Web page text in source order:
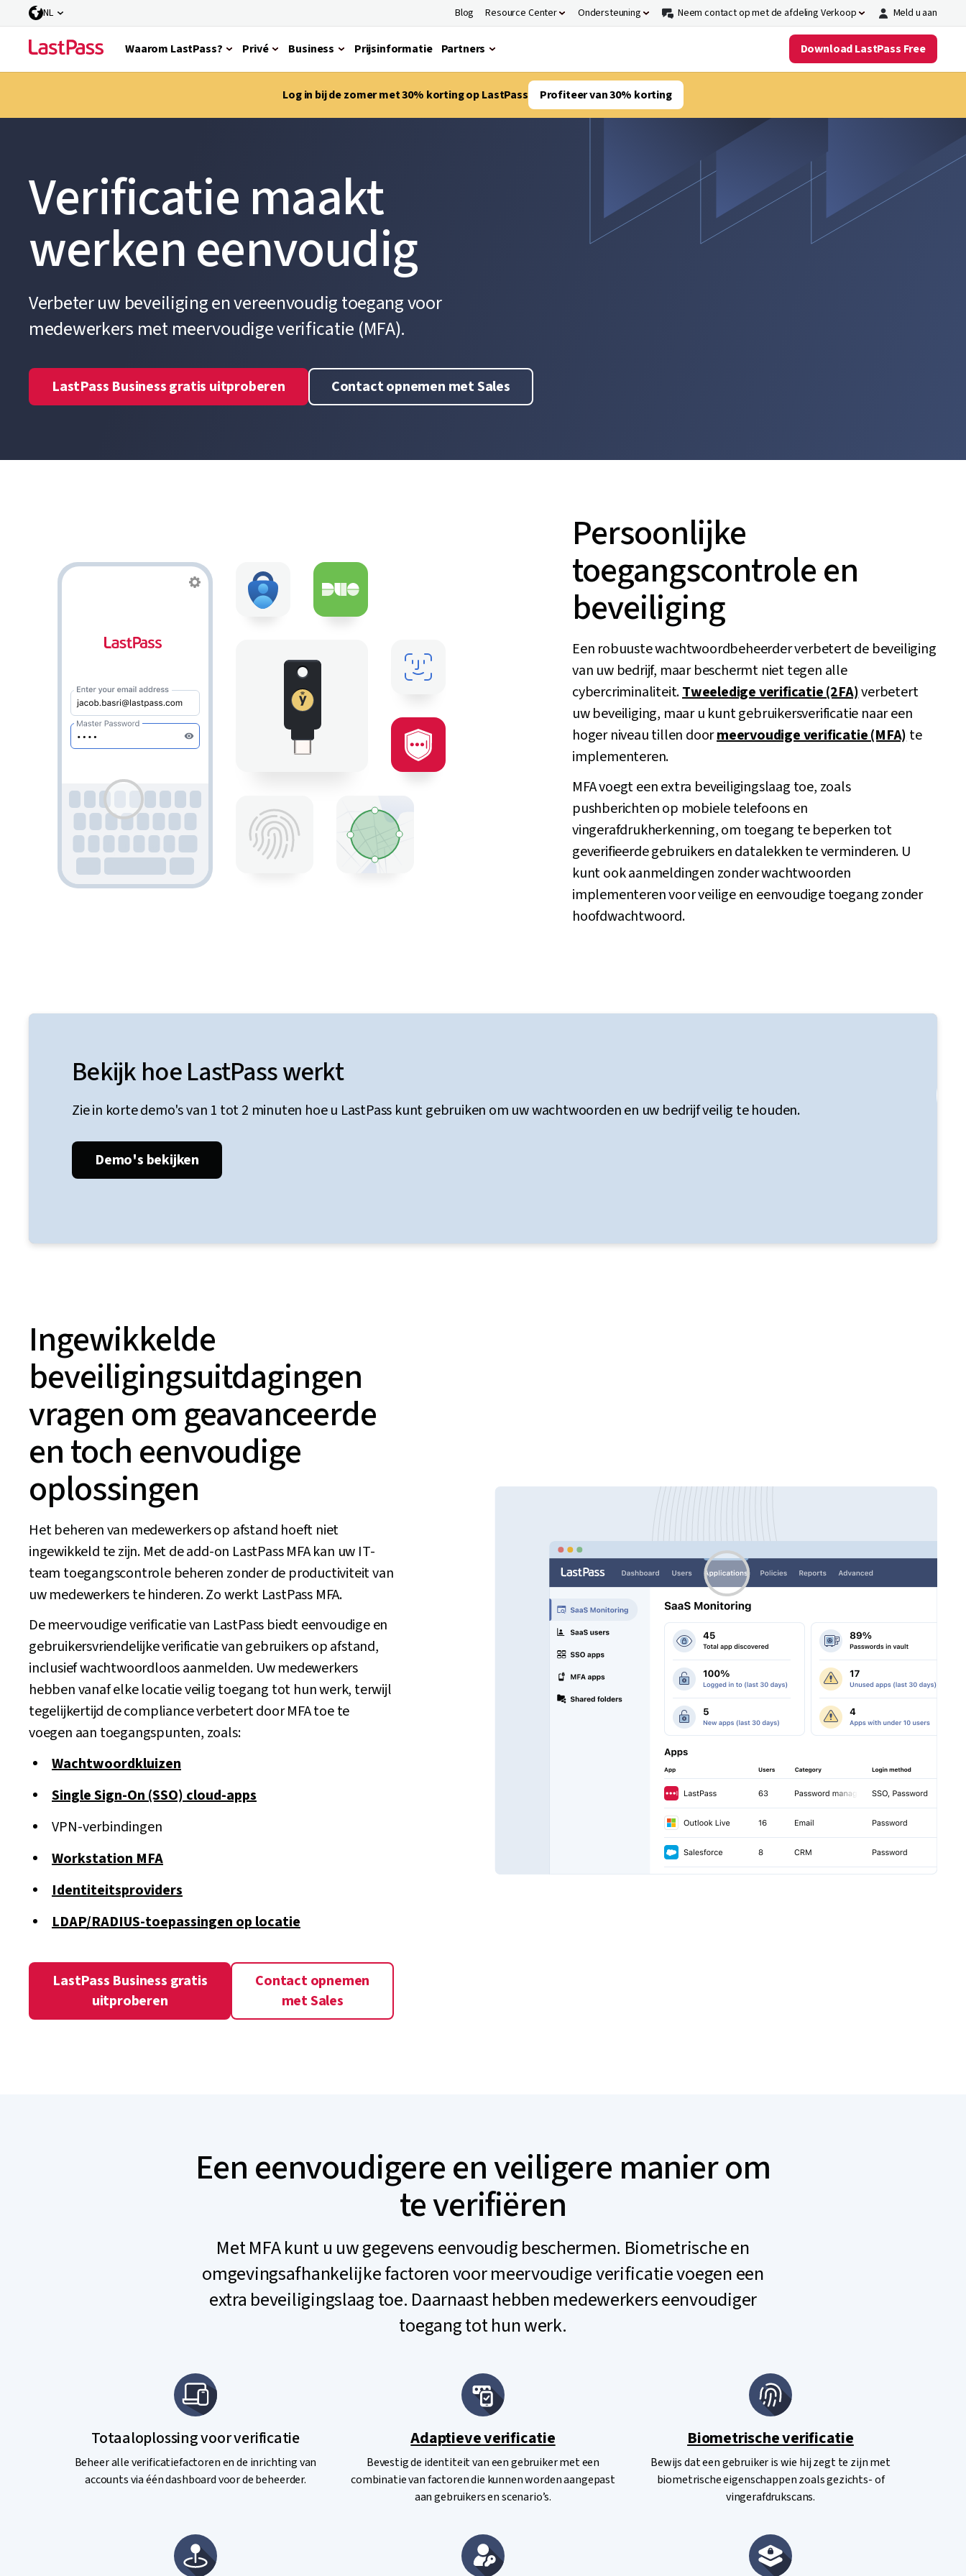
NL Blog Resource Center Ondersteuning Neem contact op met de afdeling Verkoop Meld u aan
Waarom LastPass? Privé Business Prijsinformatie Partners Download LastPass Free
Log in bij de zomer met 30% korting op LastPass Profiteer van 30% korting
Verificatie maakt
werken eenvoudig
Verbeter uw beveiliging en vereenvoudig toegang voor
medewerkers met meervoudige verificatie (MFA).
LastPass Business gratis uitproberen Contact opnemen met Sales
Persoonlijke
toegangscontrole en
beveiliging
Een robuuste wachtwoordbeheerder verbetert de beveiliging
van uw bedrijf, maar beschermt niet tegen alle
cybercriminaliteit.Tweeledige verificatie (2FA)verbetert
uw beveiliging, maar u kunt gebruikersverificatie naar een
hoger niveau tillen doormeervoudige verificatie (MFA)te
implementeren.
MFA voegt een extra beveiligingslaag toe, zoals
pushberichten op mobiele telefoons en
vingerafdrukherkenning, om toegang te beperken tot
geverifieerde gebruikers en datalekken te verminderen. U
kunt ook aanmeldingen zonder wachtwoorden
implementeren voor veilige en eenvoudige toegang zonder
hoofdwachtwoord.
Bekijk hoe LastPass werkt
Zie in korte demo's van 1 tot 2 minuten hoe u LastPass kunt gebruiken om uw wachtwoorden en uw bedrijf veilig te houden.
Demo's bekijken
Ingewikkelde
beveiligingsuitdagingen
vragen om geavanceerde
en toch eenvoudige
oplossingen
Het beheren van medewerkers op afstand hoeft niet
ingewikkeld te zijn. Met de add-on LastPass MFA kan uw IT-
team toegangscontrole beheren zonder de productiviteit van
uw medewerkers te hinderen. Zo werkt LastPass MFA.
De meervoudige verificatie van LastPass biedt eenvoudige en
gebruikersvriendelijke verificatie van gebruikers op afstand,
inclusief wachtwoordloos aanmelden. Uw medewerkers
hebben vanaf elke locatie veilig toegang tot hun werk, terwijl
tegelijkertijd de compliance verbetert door MFA toe te
voegen aan toegangspunten, zoals:
Wachtwoordkluizen
Single Sign-On (SSO) cloud-apps
VPN-verbindingen
Workstation MFA
Identiteitsproviders
LDAP/RADIUS-toepassingen op locatie
LastPass Business gratis
uitproberen
Contact opnemen
met Sales
Een eenvoudigere en veiligere manier om
te verifiëren
Met MFA kunt u uw gegevens eenvoudig beschermen. Biometrische en
omgevingsafhankelijke factoren voor meervoudige verificatie voegen een
extra beveiligingslaag toe. Daarnaast hebben medewerkers eenvoudiger
toegang tot hun werk.
Totaaloplossing voor verificatie
Beheer alle verificatiefactoren en de inrichting van
accounts via één dashboard voor de beheerder.
Adaptieve verificatie
Bevestig de identiteit van een gebruiker met een
combinatie van factoren die kunnen worden aangepast
aan gebruikers en scenario’s.
Biometrische verificatie
Bewijs dat een gebruiker is wie hij zegt te zijn met
biometrische eigenschappen zoals gezichts- of
vingerafdrukscans.